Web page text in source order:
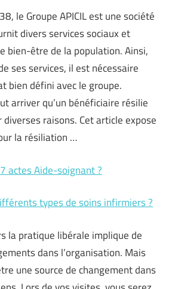
le Groupe APICIL est une société
divers services sociaux et
bien-être de la population. Ainsi,
ses services, il est nécessaire
bien défini avec le groupe.
arriver qu’un bénéficiaire résilie
raisons. Cet article expose
la résiliation …
actes Aide-soignant ?
types de soins infirmiers ?
la pratique libérale implique de
dans l’organisation. Mais
une source de changement dans